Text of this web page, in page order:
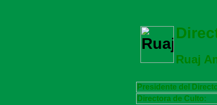
Ruaj
Presidente del
Directora de Culto: